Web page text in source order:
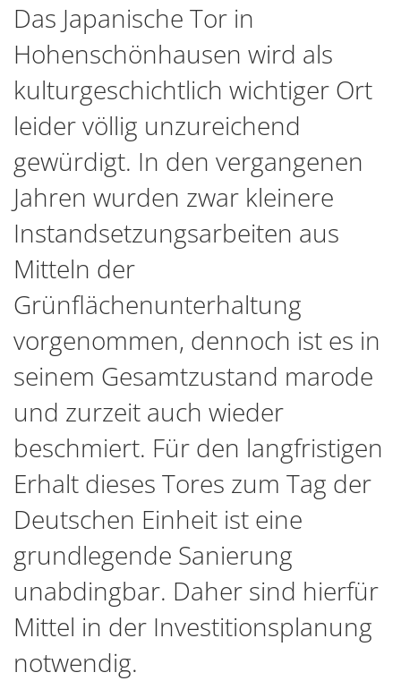
Das Japanische Tor in
Hohenschönhausen wird als
kulturgeschichtlich wichtiger Ort
leider völlig unzureichend
gewürdigt. In den vergangenen
Jahren wurden zwar kleinere
Instandsetzungsarbeiten aus
Mitteln der
Grünflächenunterhaltung
vorgenommen, dennoch ist es in
seinem Gesamtzustand marode
und zurzeit auch wieder
beschmiert. Für den langfristigen
Erhalt dieses Tores zum Tag der
Deutschen Einheit ist eine
grundlegende Sanierung
unabdingbar. Daher sind hierfür
Mittel in der Investitionsplanung
notwendig.